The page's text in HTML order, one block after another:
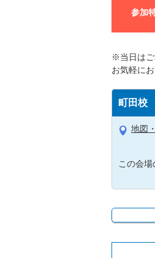
参加
※当日はご
お気軽に
町田校
地図
この会場